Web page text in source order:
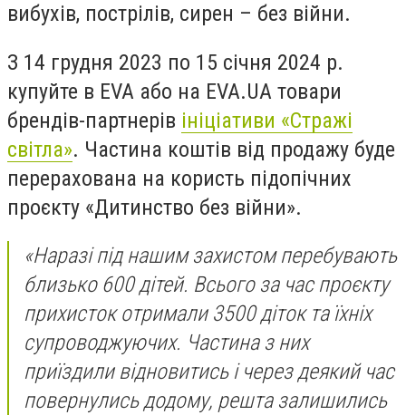
вибухів, пострілів, сирен – без війни.
З 14 грудня 2023 по 15 січня 2024 р.
купуйте в EVA або на EVA.UA товари
брендів-партнерів ініціативи «Стражі
світла». Частина коштів від продажу буде
перерахована на користь підопічних
проєкту «Дитинство без війни».
«Наразі під нашим захистом перебувають
близько 600 дітей. Всього за час проєкту
прихисток отримали 3500 діток та їхніх
супроводжуючих. Частина з них
приїздили відновитись і через деякий час
повернулись додому, решта залишились